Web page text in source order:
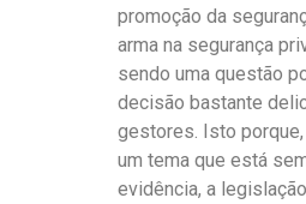
promoção da
arma na segurança
sendo uma questão
decisão bastante
gestores. Isto
um tema que está
evidência, a